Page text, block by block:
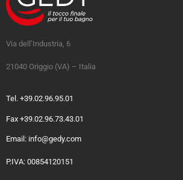
Via dell’Industria, 6
21040 Origgio (VA) – Italia
Tel. +39.02.96.95.01
Fax +39.02.96.73.43.01
Email: info@gedy.com
P.IVA: 00854120151